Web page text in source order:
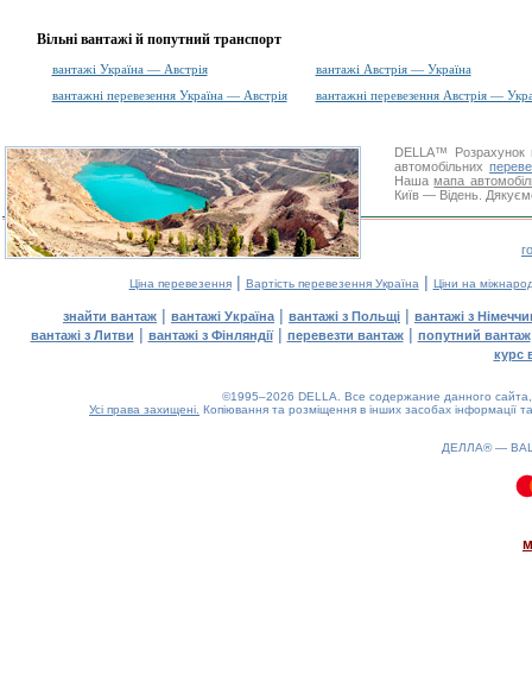
Вільні вантажі й попутний транспорт
вантажі Україна — Австрія
вантажі Австрія — Україна
вантажні перевезення Україна — Австрія
вантажні перевезення Австрія —
DELLA™
Розрахунок
автомобільних
Нашамапа
Київ — Відень.
Ціна перевезення| Вартість перевезення Україна | Ціни на
знайти вантаж | вантажі Україна | вантажі з Польщі | вантажі з
вантажі з Литви | вантажі з Фінляндії| перевезти вантаж| попутний вантаж
курс
©1995–2026 DELLA. Все содержание данного
Усі права захищені. Копіювання та розміщення в інших засобах інформації
ДЕЛЛА® —